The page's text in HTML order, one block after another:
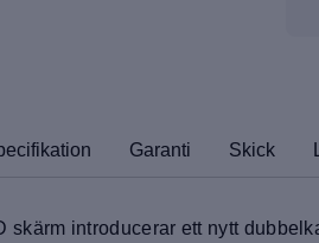
Garanti Skick
skärm introducerar ett nytt